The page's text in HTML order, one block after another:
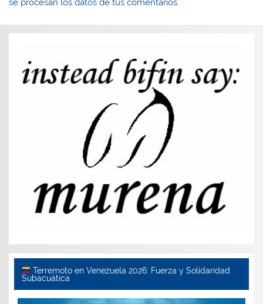
se procesan los datos de tus comentarios.
Terremoto en Venezuela 2026: Fuerza y Solidaridad
Subacuática